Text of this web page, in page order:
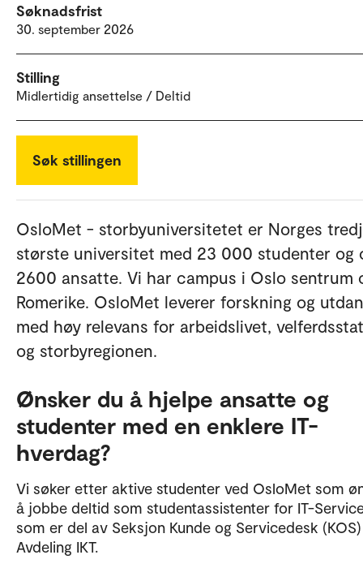
Søknadsfrist
30. september 2026
Stilling
Midlertidig ansettelse / Deltid
Søk stillingen
OsloMet - storbyuniversitetet er Norges
største universitet med 23 000 studenter og
2600 ansatte. Vi har campus i Oslo sentrum
Romerike. OsloMet leverer forskning og
med høy relevans for arbeidslivet,
og storbyregionen.
Ønsker du å hjelpe ansatte og
studenter med en enklere IT-
hverdag?
Vi søker etter aktive studenter ved OsloMet som
å jobbe deltid som studentassistenter for IT-
som er del av Seksjon Kunde og Servicedesk
Avdeling IKT.